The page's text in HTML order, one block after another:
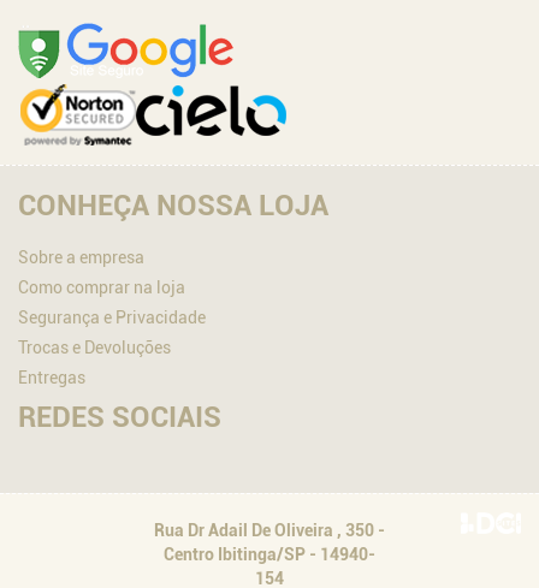
CONHEÇA NOSSA LOJA
Sobre a empresa
Como comprar na loja
Segurança e Privacidade
Trocas e Devoluções
Entregas
REDES SOCIAIS
Rua Dr Adail De Oliveira , 350 -
Centro Ibitinga/SP - 14940-
154